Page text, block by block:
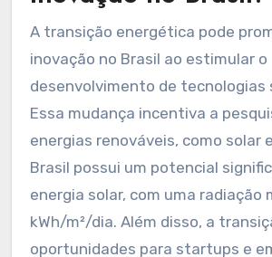
conservação da biodiversidade.
Como a transição
energética pode
inovação no Brasil?
A transição energética pode
inovação no Brasil ao estimular o
desenvolvimento de tecnologias